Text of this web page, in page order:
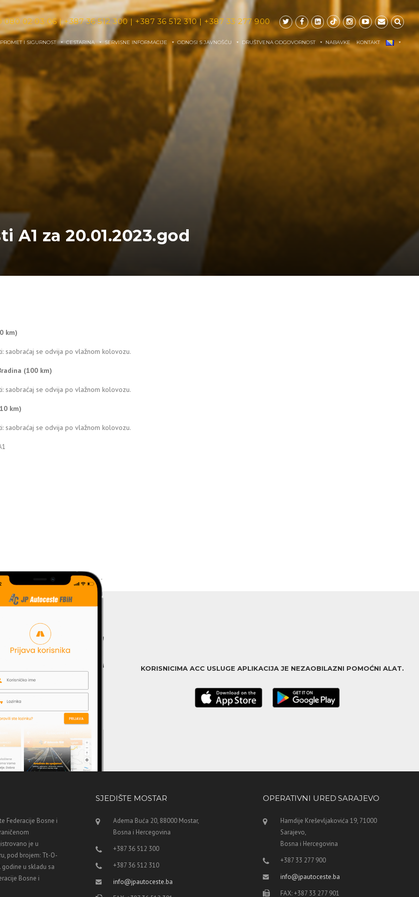
080 02 03 06|+387 36 512 300 | +387 36 512 310| +387 33 277 900
PROMET I SIGURNOST CESTARINA SERVISNE INFORMACIJE ODNOSI S JAVNOŠĆU DRUŠTVENA ODGOVORNOST NABAVKE KONTAKT
A1 za 20.01.2023.god
km)
saobraćaj se odvija po vlažnom kolovozu.
(100 km)
saobraćaj se odvija po vlažnom kolovozu.
km)
saobraćaj se odvija po vlažnom kolovozu.
KORISNICIMA ACC USLUGE APLIKACIJA JE NEZAOBILAZNI POMOĆNI ALAT.
Federacije Bosne i
je u
pod brojem: Tt-O-
godine u skladu sa
Bosne i
SJEDIŠTE MOSTAR
Adema Buća 20, 88000 Mostar,
Bosna i Hercegovina
+387 36 512 300
+387 36 512 310
info@jpautoceste.ba
OPERATIVNI URED SARAJEVO
Hamdije Kreševljakovića 19, 71000
Sarajevo,
Bosna i Hercegovina
+387 33 277 900
info@jpautoceste.ba
FAX: +387 33 277 901